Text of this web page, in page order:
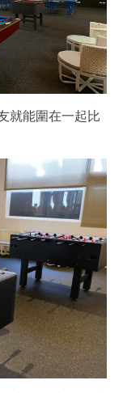
就能圍在一起比